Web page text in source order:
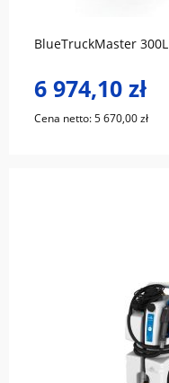
BlueTruckMaster
6 974,10 zł
Cena netto:5 670,00 zł